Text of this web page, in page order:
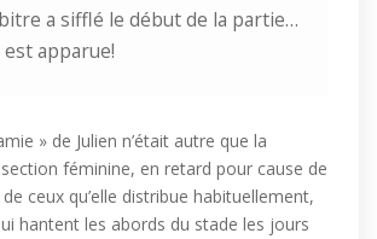
a sifflé le début de la partie…
apparue!
» de Julien n’était autre que la
féminine, en retard pour cause de
ceux qu’elle distribue habituellement,
hantent les abords du stade les jours